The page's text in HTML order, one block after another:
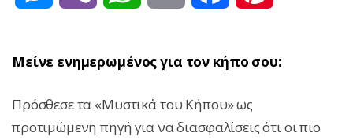
Μείνε ενημερωμένος για τον κήπο σου:
Πρόσθεσε τα «Μυστικά του Κήπου» ως
προτιμώμενη πηγή για να διασφαλίσεις ότι οι πιο